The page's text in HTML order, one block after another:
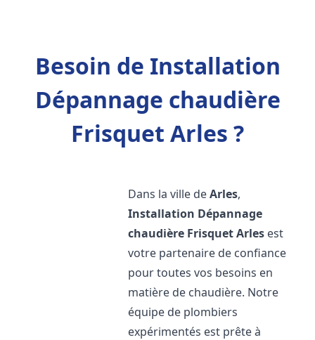
Besoin de Installation
Dépannage chaudière
Frisquet Arles ?
Dans la ville deArles,
Installation Dépannage
chaudière FrisquetArles est
votre partenaire de confiance
pour toutes vos besoins en
matière de chaudière. Notre
équipe de plombiers
expérimentés est prête à